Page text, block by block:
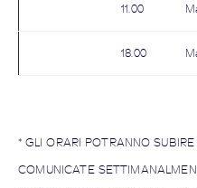
11.00
18.00
* GLI ORARI POTRANNO
COMUNICATE